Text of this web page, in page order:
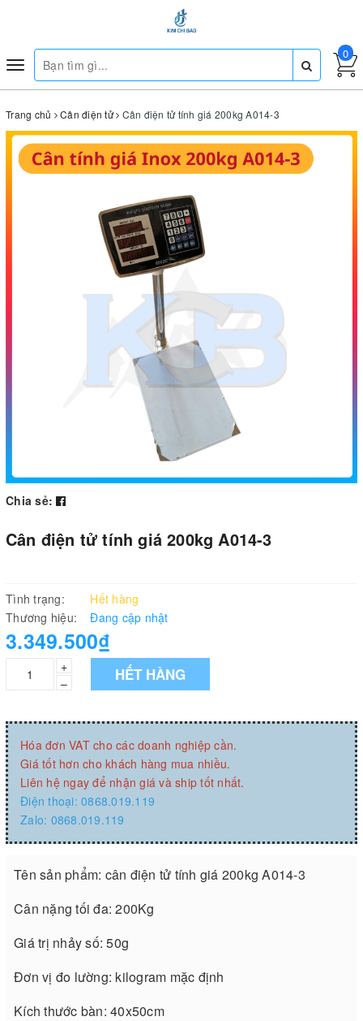
Toggle
navigation
0
Trang chủ Cân điện tử Cân điện tử tính giá 200kg A014-3
Chia sẻ:
Cân điện tử tính giá 200kg A014-3
Tình trạng:
Hết hàng
Thương hiệu:
Đang cập nhật
3.349.500₫
+
–
HẾT HÀNG
Hóa đơn VAT cho các doanh nghiệp cần.
Giá tốt hơn cho khách hàng mua nhiều.
Liên hệ ngay để nhận giá và ship tốt nhất.
Điện thoại: 0868.019.119
Zalo: 0868.019.119
Tên sản phẩm: cân điện tử tính giá 200kg A014-3
Cân nặng tối đa: 200Kg
Giá trị nhảy số: 50g
Đơn vị đo lường: kilogram mặc định
Kích thước bàn: 40x50cm